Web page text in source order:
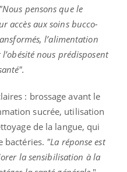
"Nous pensons que le
accès aux soins bucco-
l’alimentation
nous prédisposent
: brossage avant le
sucrée, utilisation
de la langue, qui
bactéries. "La réponse est
la sensibilisation à la